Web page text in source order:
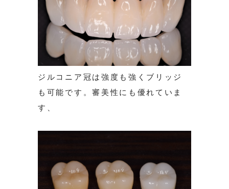
ジルコニア冠は強度も強くブリッジ
も可能です。審美性にも優れていま
す、